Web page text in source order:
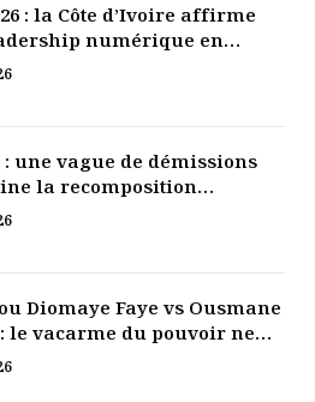
: la Côte d’Ivoire affirme
numérique en
: une vague de démissions
la recomposition
Diomaye Faye vs Ousmane
le vacarme du pouvoir ne
faire oublier les liens de la